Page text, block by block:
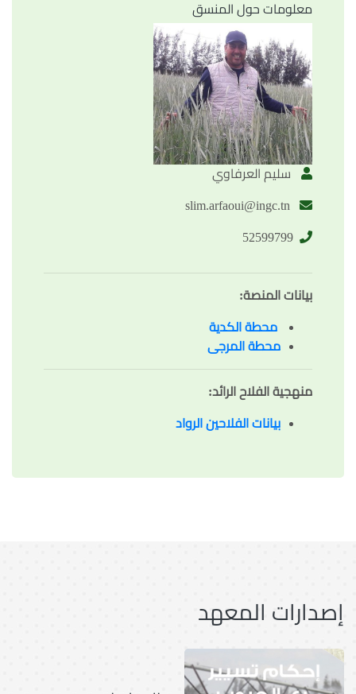
معلومات حول المنسق
سليم العرفاوي
slim.arfaoui@ingc.tn
52599799
بيانات المنصة:
محطة الكدية
محطة المرجى
منهجية الفلاح الرائد:
بيانات الفلاحين الرواد
إصدارات المعهد